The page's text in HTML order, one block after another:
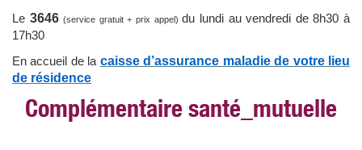
Le 3646(service gratuit + prix appel)du lundi au vendredi de 8h30 à
17h30
En accueil de la caisse d’assurance maladie de votre lieu
de résidence
Complémentaire santé_mutuelle